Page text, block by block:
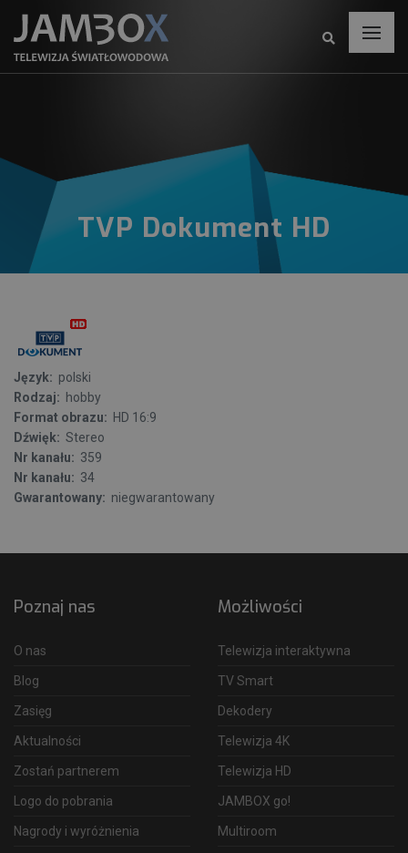
TVP Dokument HD
Język: polski
Rodzaj: hobby
Format obrazu: HD 16:9
Dźwięk: Stereo
Nr kanału: 359
Nr kanału: 34
Gwarantowany: niegwarantowany
Poznaj nas
O nas
Blog
Zasięg
Aktualności
Zostań partnerem
Logo do pobrania
Nagrody i wyróżnienia
Możliwości
Telewizja interaktywna
TV Smart
Dekodery
Telewizja 4K
Telewizja HD
JAMBOX go!
Multiroom